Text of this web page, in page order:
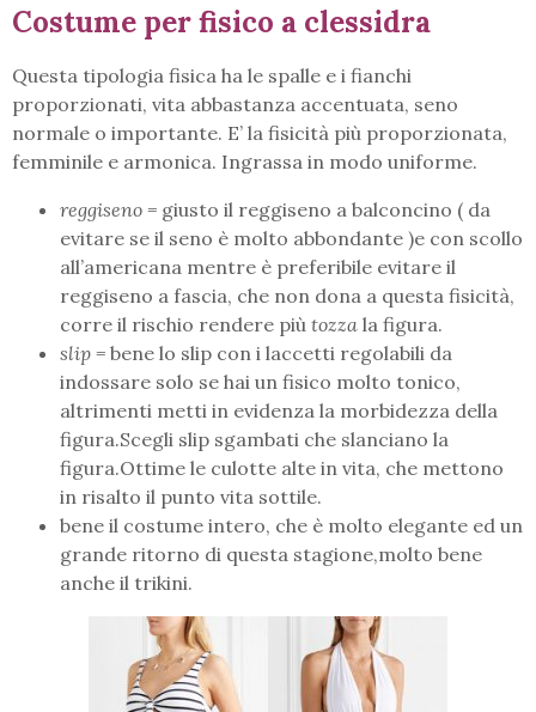
Costume per fisico a clessidra
Questa tipologia fisica ha le spalle e i fianchi
proporzionati, vita abbastanza accentuata, seno
normale o importante. E’ la fisicità più proporzionata,
femminile e armonica. Ingrassa in modo uniforme.
reggiseno = giusto il reggiseno a balconcino ( da
evitare se il seno è molto abbondante )e con scollo
all’americana mentre è preferibile evitare il
reggiseno a fascia, che non dona a questa fisicità,
corre il rischio rendere più tozza la figura.
slip = bene lo slip con i laccetti regolabili da
indossare solo se hai un fisico molto tonico,
altrimenti metti in evidenza la morbidezza della
figura.Scegli slip sgambati che slanciano la
figura.Ottime le culotte alte in vita, che mettono
in risalto il punto vita sottile.
bene il costume intero, che è molto elegante ed un
grande ritorno di questa stagione,molto bene
anche il trikini.